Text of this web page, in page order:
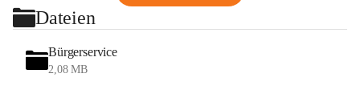
Dateien
Bürgerservice
2,08 MB